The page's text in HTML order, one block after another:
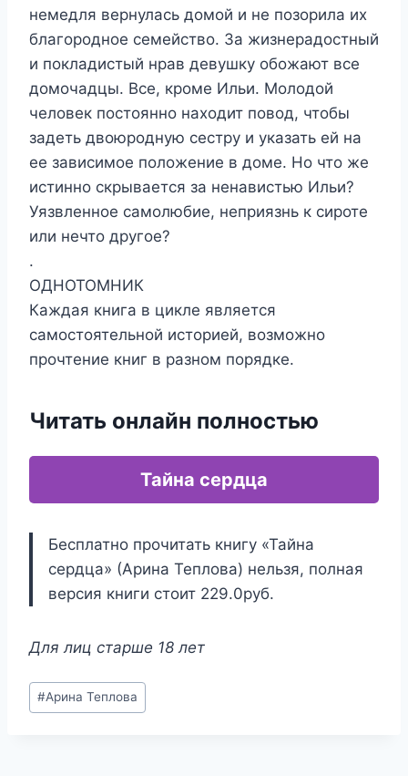
немедля вернулась домой и не позорила их
благородное семейство. За жизнерадостный
и покладистый нрав девушку обожают все
домочадцы. Все, кроме Ильи. Молодой
человек постоянно находит повод, чтобы
задеть двоюродную сестру и указать ей на
ее зависимое положение в доме. Но что же
истинно скрывается за ненавистью Ильи?
Уязвленное самолюбие, неприязнь к сироте
или нечто другое?
.
ОДНОТОМНИК
Каждая книга в цикле является
самостоятельной историей, возможно
прочтение книг в разном порядке.
Читать онлайн полностью
Тайна сердца
Бесплатно прочитать книгу «Тайна
сердца» (Арина Теплова) нельзя, полная
версия книги стоит 229.0руб.
Для лиц старше 18 лет
Метки
записи:
#Арина Теплова